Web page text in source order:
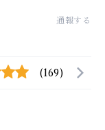
通報する
(169)